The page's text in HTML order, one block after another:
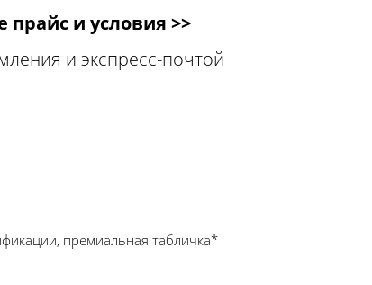
прайс и условия >>
и экспресс-почтой
премиальная табличка*